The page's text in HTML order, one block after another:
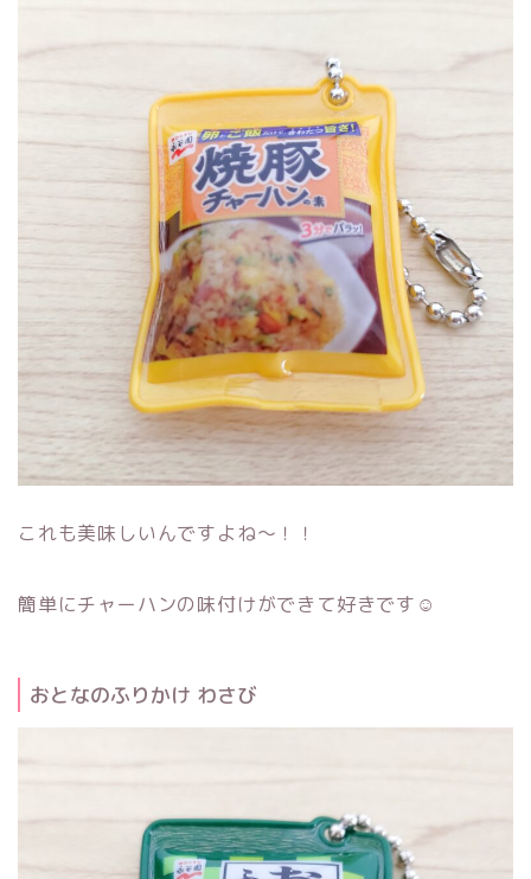
これも美味しいんですよね～！！
簡単にチャーハンの味付けができて好きです☺
おとなのふりかけ わさび